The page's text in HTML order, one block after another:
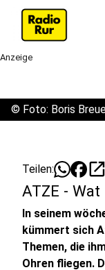
Anzeige
© Foto: Boris
Teilen: open_in_new
ATZE -
In seinem
kümmert sich
Themen, die
Ohren fliegen.